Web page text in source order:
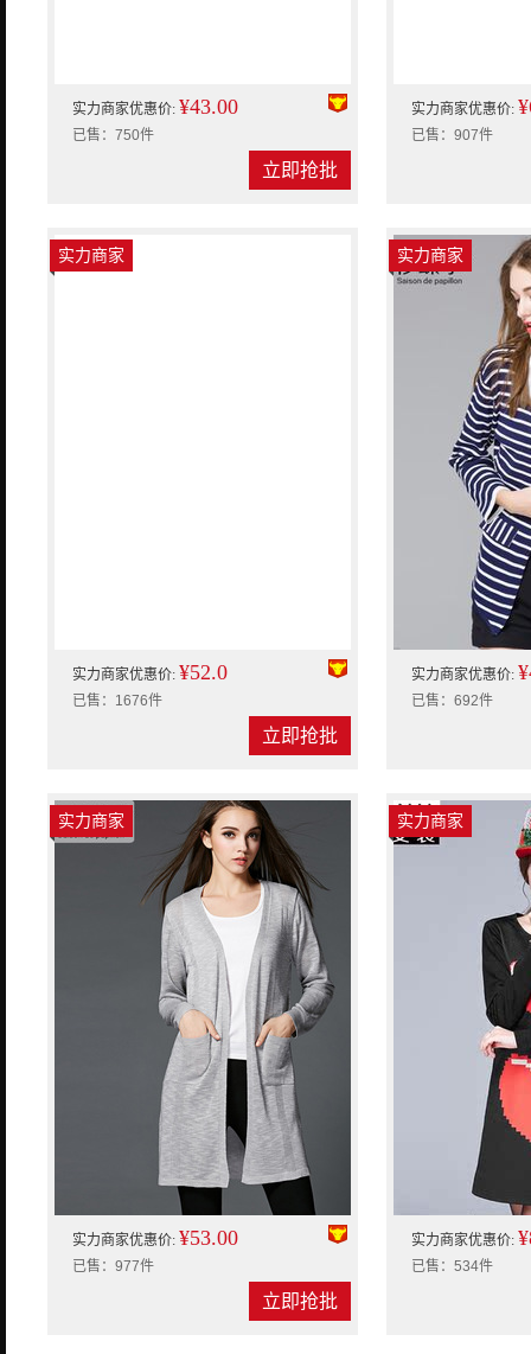
实力商家优惠价: ¥43.00
已售：750件
立即抢批
实力商家优惠价:
已售：907件
实力商家
实力商家优惠价: ¥52.0
已售：1676件
立即抢批
实力商家
实力商家优惠价:
已售：692件
实力商家
实力商家优惠价: ¥53.00
已售：977件
立即抢批
实力商家
实力商家优惠价:
已售：534件